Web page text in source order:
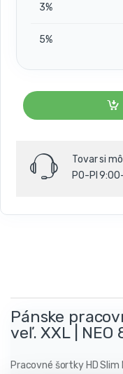
3%
5%
Tovar si
PO-PI
Pánske
veľ. XXL | NEO
Pracovné šortky HD